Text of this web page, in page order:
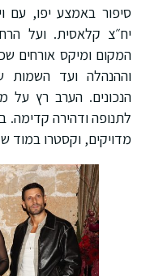
סיפור באמצע יפו, עם
המקום ומיקס אורחים
וההנהלה ועד השמות
לתנופה ודהירה קדימה.
מדויקים, וקסטרו במוד